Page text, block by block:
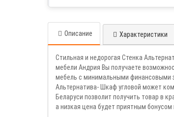
Описание Характеристики
Стильная и недорогая Стенка
мебели Андрия Вы получаете
мебель с минимальными финансовыми
Альтернатива- Шкаф угловой может
Беларуси позволит получить товар в
а низкая цена будет приятным